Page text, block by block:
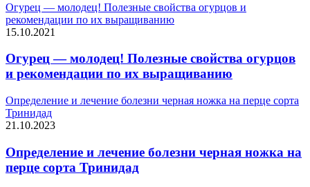
Огурец — молодец! Полезные свойства огурцов и
рекомендации по их выращиванию
15.10.2021
Огурец — молодец! Полезные свойства огурцов
и рекомендации по их выращиванию
Определение и лечение болезни черная ножка на перце сорта
Тринидад
21.10.2023
Определение и лечение болезни черная ножка на
перце сорта Тринидад